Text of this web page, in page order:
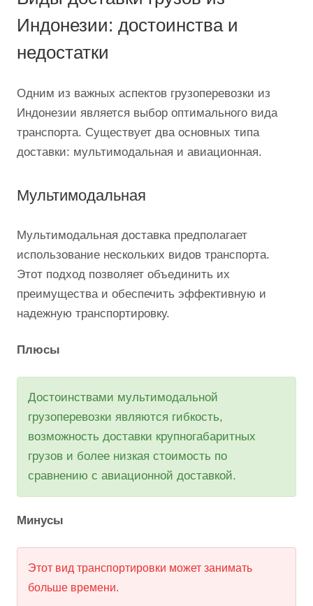
Оцените перспективы данного торгового
направления и узнайте о своих возможностях у
специалистов Optimalog!
Виды доставки грузов из
Индонезии: достоинства и
недостатки
Индонезии является выбор оптимального вида
доставки: мультимодальная и авиационная.
Мультимодальная
использование нескольких видов транспорта.
надежную транспортировку.
Плюсы
возможность доставки крупногабаритных
грузов и более низкая стоимость по
сравнению с авиационной доставкой.